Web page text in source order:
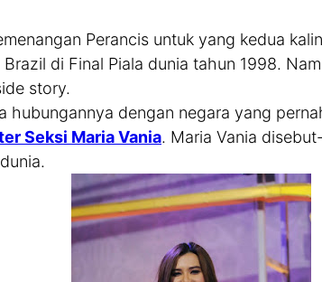
Perancis untuk yang kedua
di Final Piala dunia tahun 1998.
story.
hubungannya dengan negara yang
Seksi Maria Vania. Maria Vania